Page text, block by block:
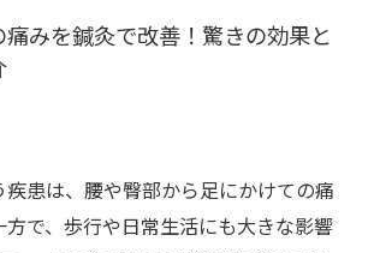
みを鍼灸で改善！驚きの効果と
患は、腰や臀部から足にかけての痛
で、歩行や日常生活にも大きな影響